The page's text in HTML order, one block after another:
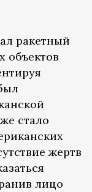
ракетный
объектов
стало
жертв
лицо